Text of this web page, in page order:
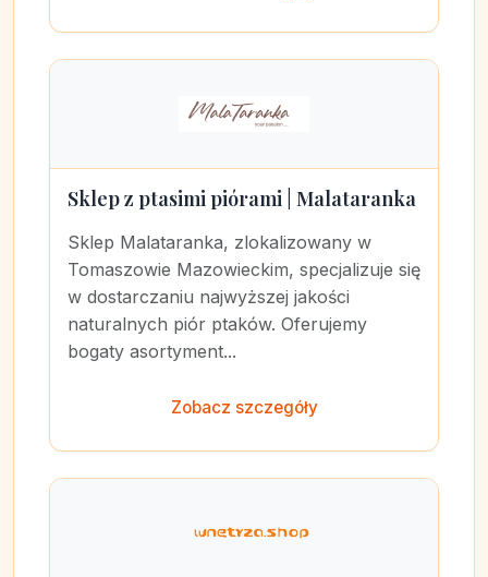
Sklep z ptasimi piórami | Malataranka
Sklep Malataranka, zlokalizowany w
Tomaszowie Mazowieckim, specjalizuje się
w dostarczaniu najwyższej jakości
naturalnych piór ptaków. Oferujemy
bogaty asortyment...
Zobacz szczegóły